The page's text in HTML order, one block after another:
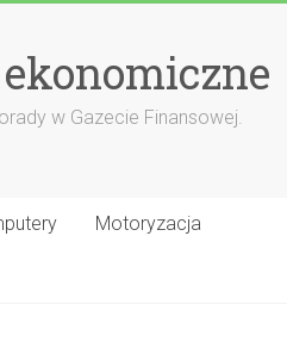
w Gazecie Finansowej.
Motoryzacja